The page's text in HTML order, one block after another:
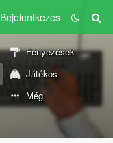
Bejelentkezés
Fényezések
Játékos
Még